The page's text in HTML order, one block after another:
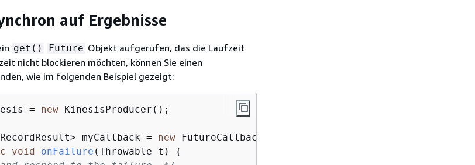
auf Ergebnisse
get() Future Objekt aufgerufen, das die Laufzeit
nicht blockieren möchten, können Sie einen
wie im folgenden Beispiel gezeigt:
= new KinesisProducer();
myCallback = new FutureCallback<UserRecordResult>()
void onFailure (Throwable t)
{